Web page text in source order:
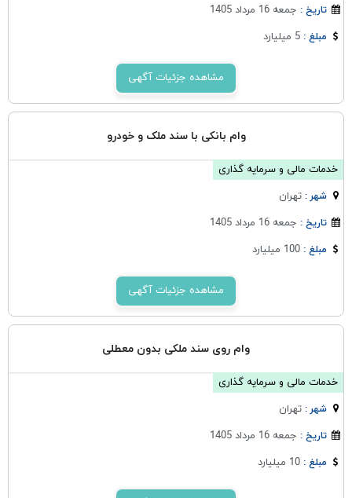
تاریخ : جمعه 16 مرداد 1405
مبلغ :5 میلیارد
مشاهده جزئیات آگهی
وام بانکی با سند ملک و خودرو
خدمات مالی و سرمایه گذاری
شهر :تهران
تاریخ : جمعه 16 مرداد 1405
مبلغ :100 میلیارد
مشاهده جزئیات آگهی
وام روی سند ملکی بدون معطلی
خدمات مالی و سرمایه گذاری
شهر :تهران
تاریخ : جمعه 16 مرداد 1405
مبلغ :10 میلیارد